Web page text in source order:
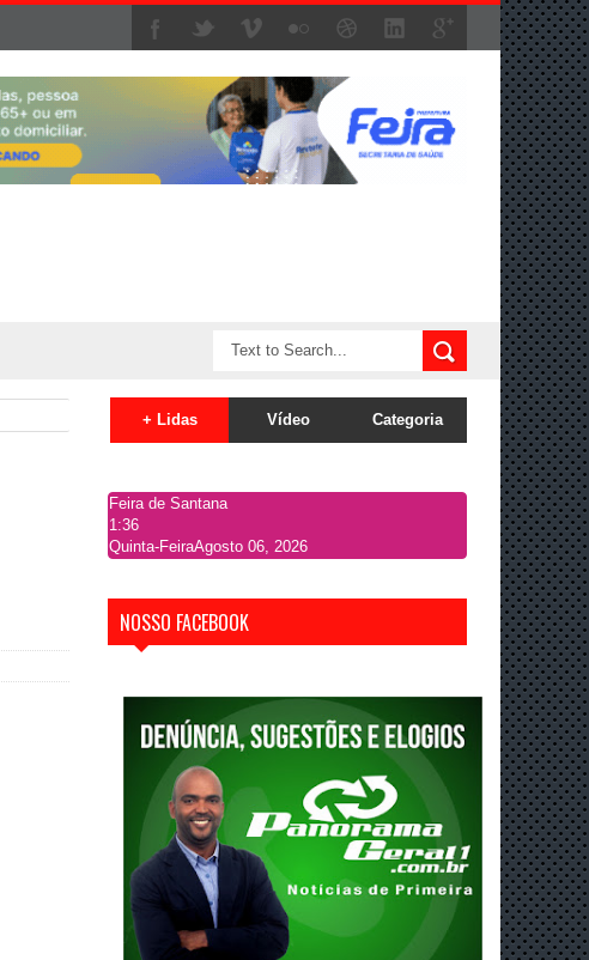
+ Lidas Vídeo Categoria
Feira de Santana
1:36
Quinta-FeiraAgosto 06, 2026
NOSSO FACEBOOK